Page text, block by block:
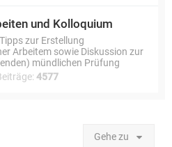
und Kolloquium
zur Erstellung
Arbeitem sowie Diskussion zur
mündlichen Prüfung
4577
Gehe zu